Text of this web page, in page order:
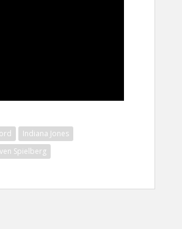
Indiana Jones
Spielberg